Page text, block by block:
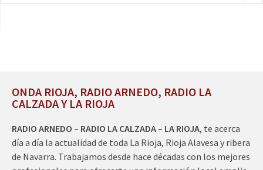
ONDA RIOJA, RADIO ARNEDO, RADIO LA
CALZADA Y LA RIOJA
RADIO ARNEDO – RADIO LA CALZADA – LA RIOJA, te acerca
día a día la actualidad de toda La Rioja, Rioja Alavesa y ribera
de Navarra. Trabajamos desde hace décadas con los mejores